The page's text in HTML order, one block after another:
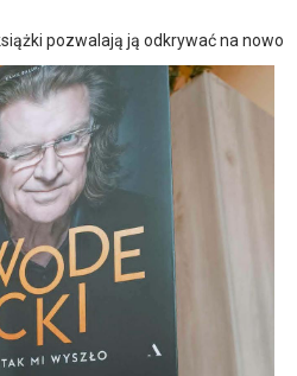
pozwalają ją odkrywać na nowo